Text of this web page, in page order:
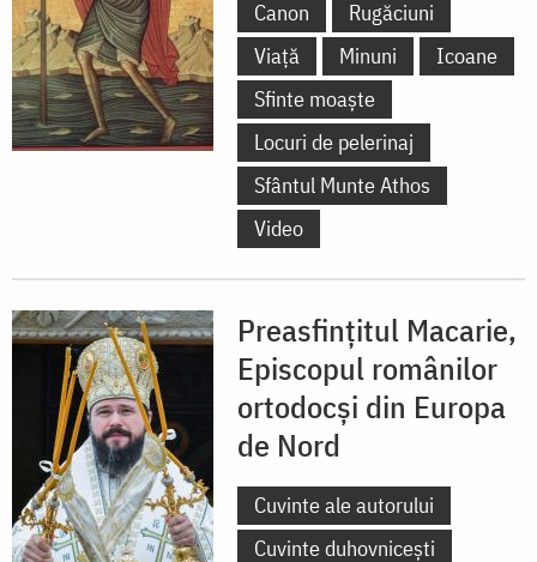
Canon
Rugăciuni
Viață
Minuni
Icoane
Sfinte moaște
Locuri de pelerinaj
Sfântul Munte Athos
Video
Preasfințitul Macarie,
Episcopul românilor
ortodocși din Europa
de Nord
Cuvinte ale autorului
Cuvinte duhovnicești